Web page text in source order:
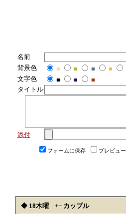
名前
背景色
■ ■ ■ ■
文字色
■ ■
■
タイトル
添付
フォームに保存 プレビュー
◆ 18木曜 ++ カップル